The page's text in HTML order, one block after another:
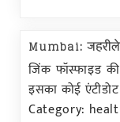
Mumbai:
जिंक फॉस्फाइड
इसका कोई
Category: